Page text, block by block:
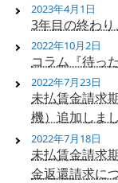
3年目の終わ
2023年4月1日
コラム『待っ
2022年10月2日
未払賃金請求
機）追加しま
2022年7月23日
未払賃金請求
金返還請求に
2022年7月18日